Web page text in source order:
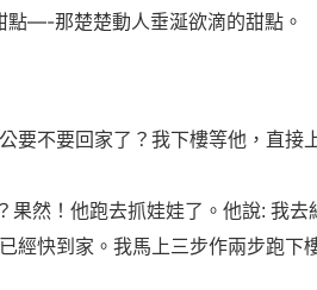
點—-那楚楚動人垂涎欲滴的甜點。
要不要回家了？我下樓等他，直接
果然！他跑去抓娃娃了。他說: 我去
經快到家。我馬上三步作兩步跑下